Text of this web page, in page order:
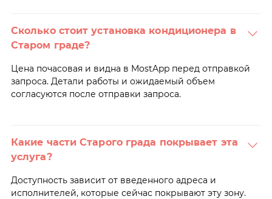
Сколько стоит установка кондиционера в
Старом граде?
Цена почасовая и видна в MostApp перед отправкой
запроса. Детали работы и ожидаемый объем
согласуются после отправки запроса.
Какие части Старого града покрывает эта
услуга?
Доступность зависит от введенного адреса и
исполнителей, которые сейчас покрывают эту зону.